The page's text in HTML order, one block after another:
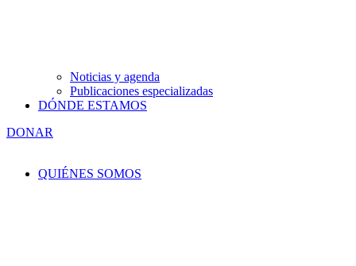
Noticias y agenda
Publicaciones especializadas
DÓNDE ESTAMOS
DONAR
QUIÉNES SOMOS